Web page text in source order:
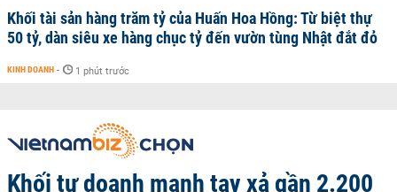
Khối tài sản hàng trăm tỷ của Huấn Hoa Hồng: Từ biệt thự
50 tỷ, dàn siêu xe hàng chục tỷ đến vườn tùng Nhật đắt đỏ
KINH DOANH - 1 phút trước
Khối tự doanh mạnh tay xả gần 2.200